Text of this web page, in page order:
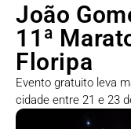
João
11ª
Floripa
Evento gratuito leva
cidade entre 21 e 23